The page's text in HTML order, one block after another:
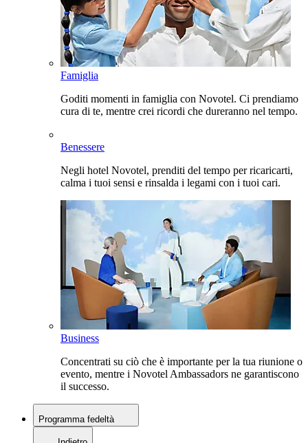
Famiglia
Goditi momenti in famiglia con Novotel. Ci prendiamo
cura di te, mentre crei ricordi che dureranno nel tempo.
Benessere
Negli hotel Novotel, prenditi del tempo per ricaricarti,
calma i tuoi sensi e rinsalda i legami con i tuoi cari.
Business
Concentrati su ciò che è importante per la tua riunione o
evento, mentre i Novotel Ambassadors ne garantiscono
il successo.
Programma fedeltà